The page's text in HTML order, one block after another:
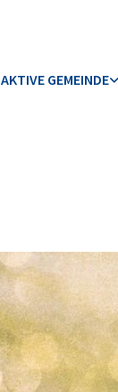
AKTIVE GEMEINDE